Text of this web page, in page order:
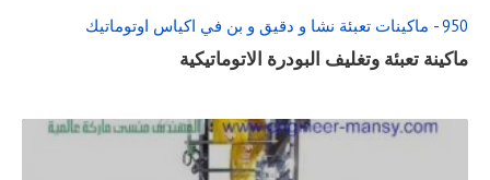
950 - ماكينات تعبئة نشا و دقيق و بن في اكياس اوتوماتيك
ماكينة تعبئة وتغليف البودرة الاتوماتيكية